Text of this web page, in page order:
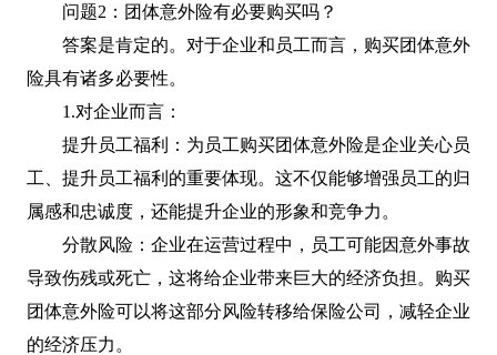
问题2：团体意外险有必要购买吗？
答案是肯定的。对于企业和员工而言，购买团体意外
险具有诸多必要性。
1.对企业而言：
提升员工福利：为员工购买团体意外险是企业关心员
工、提升员工福利的重要体现。这不仅能够增强员工的归
属感和忠诚度，还能提升企业的形象和竞争力。
分散风险：企业在运营过程中，员工可能因意外事故
导致伤残或死亡，这将给企业带来巨大的经济负担。购买
团体意外险可以将这部分风险转移给保险公司，减轻企业
的经济压力。